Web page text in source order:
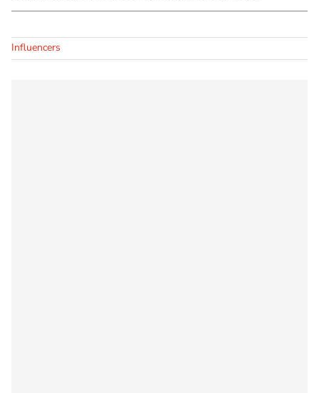
Influencers